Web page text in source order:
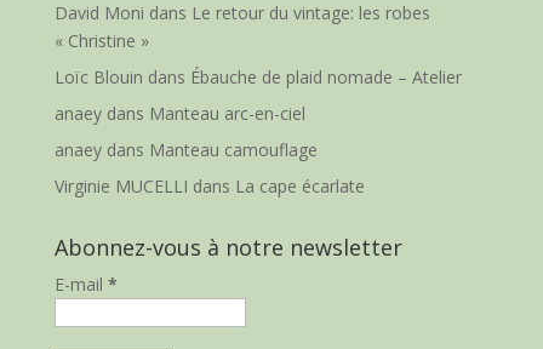
David Moni dans Le retour du vintage: les robes
« Christine »
Loïc Blouin dans Ébauche de plaid nomade – Atelier
anaeydans Manteau arc-en-ciel
anaeydans Manteau camouflage
Virginie MUCELLI dans La cape écarlate
Abonnez-vous à notre newsletter
E-mail *